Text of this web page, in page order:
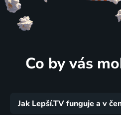
Co by vás
Jak Lepší.TV funguje a v